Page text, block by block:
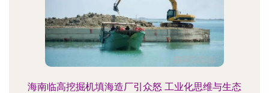
海南临高挖掘机填海造厂引众怒 工业化思维与生态